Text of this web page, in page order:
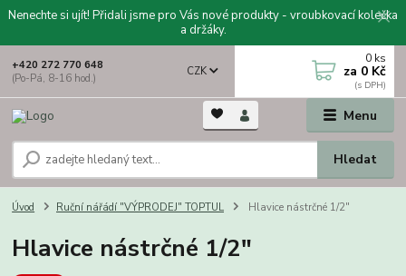
Nenechte si ujít! Přidali jsme pro Vás nové produkty - vroubkovací kolečka
a držáky.
Menu
CZK
Hledat
+420 272 770 648
(Po-Pá, 8-16 hod.)
0 ks
za 0 Kč
Úvod Ruční nářádí "VÝPRODEJ" TOPTUL Hlavice nástrčné 1/2"
Hlavice nástrčné 1/2"